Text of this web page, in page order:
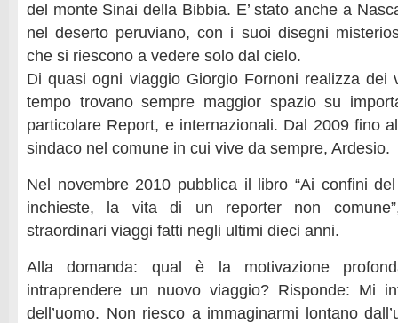
del monte Sinai della Bibbia. E’ stato anche a
nel deserto peruviano, con i suoi disegni
che si riescono a vedere solo dal cielo.
Di quasi ogni viaggio Giorgio Fornoni realizza dei
tempo trovano sempre maggior spazio su
particolare Report, e internazionali. Dal 2009 fino
sindaco nel comune in cui vive da sempre, Ardesio.
Nel novembre 2010 pubblica il libro “Ai confini
inchieste, la vita di un reporter non
straordinari viaggi fatti negli ultimi dieci anni.
Alla domanda: qual è la motivazione
intraprendere un nuovo viaggio? Risponde: Mi
dell’uomo. Non riesco a immaginarmi lontano